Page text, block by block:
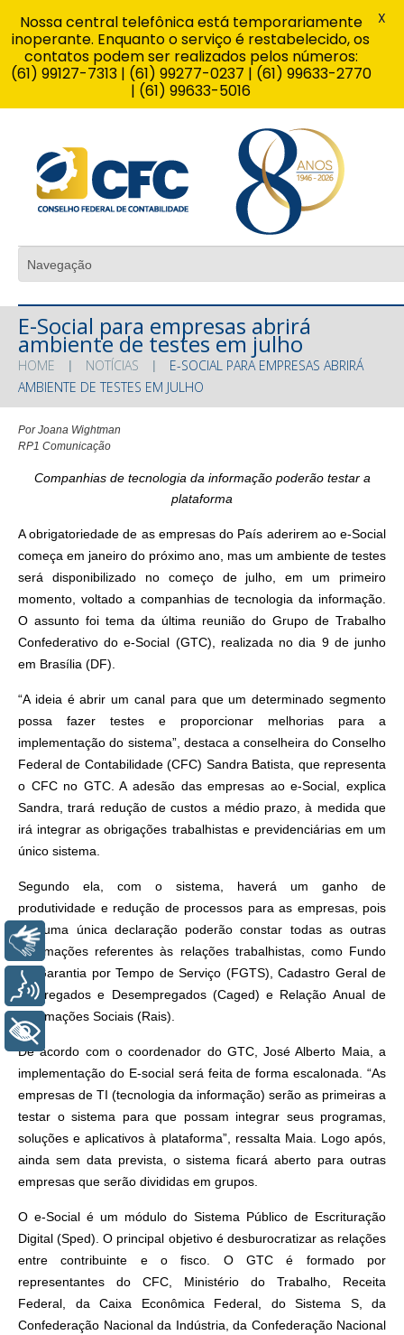
E-Social para empresas abrirá
ambiente de testes em julho
HOME NOTÍCIAS
E-SOCIAL PARA EMPRESAS ABRIRÁ
AMBIENTE DE TESTES EM JULHO
Por Joana Wightman
RP1 Comunicação
Companhias de tecnologia da informação poderão testar a
plataforma
A obrigatoriedade de as empresas do País aderirem ao e-Social
começa em janeiro do próximo ano, mas um ambiente de testes
será disponibilizado no começo de julho, em um primeiro
momento, voltado a companhias de tecnologia da informação.
O assunto foi tema da última reunião do Grupo de Trabalho
Confederativo do e-Social (GTC), realizada no dia 9 de junho
em Brasília (DF).
“A ideia é abrir um canal para que um determinado segmento
possa fazer testes e proporcionar melhorias para a
implementação do sistema”, destaca a conselheira do Conselho
Federal de Contabilidade (CFC) Sandra Batista, que representa
o CFC no GTC. A adesão das empresas ao e-Social, explica
Sandra, trará redução de custos a médio prazo, à medida que
irá integrar as obrigações trabalhistas e previdenciárias em um
único sistema.
Segundo ela, com o sistema, haverá um ganho de
produtividade e redução de processos para as empresas, pois
em uma única declaração poderão constar todas as outras
informações referentes às relações trabalhistas, como Fundo
de Garantia por Tempo de Serviço (FGTS), Cadastro Geral de
Empregados e Desempregados (Caged) e Relação Anual de
Informações Sociais (Rais).
De acordo com o coordenador do GTC, José Alberto Maia, a
implementação do E-social será feita de forma escalonada. “As
empresas de TI (tecnologia da informação) serão as primeiras a
testar o sistema para que possam integrar seus programas,
soluções e aplicativos à plataforma”, ressalta Maia. Logo após,
ainda sem data prevista, o sistema ficará aberto para outras
empresas que serão divididas em grupos.
O e-Social é um módulo do Sistema Público de Escrituração
Digital (Sped). O principal objetivo é desburocratizar as relações
entre contribuinte e o fisco. O GTC é formado por
representantes do CFC, Ministério do Trabalho, Receita
Federal, da Caixa Econômica Federal, do Sistema S, da
Confederação Nacional da Indústria, da Confederação Nacional
Nossa central telefônica está temporariamente
inoperante. Enquanto o serviço é restabelecido, os
contatos podem ser realizados pelos números:
(61) 99127-7313 | (61) 99277-0237 | (61) 99633-2770
| (61) 99633-5016
X